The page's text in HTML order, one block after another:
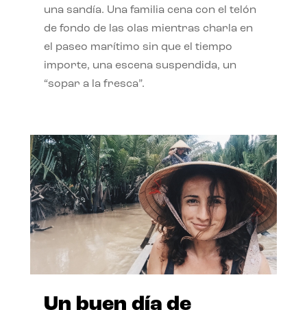
una sandía. Una familia cena con el telón
de fondo de las olas mientras charla en
el paseo marítimo sin que el tiempo
importe, una escena suspendida, un
“sopar a la fresca”.
Un buen día de